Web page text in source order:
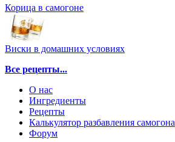
Корица в самогоне
Виски в домашних условиях
Все рецепты...
О нас
Ингредиенты
Рецепты
Калькулятор разбавления самогона
Форум